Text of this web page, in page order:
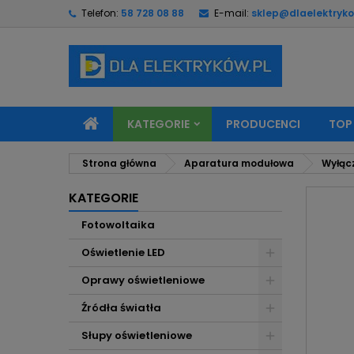
Telefon: 58 728 08 88 E-mail:
KATEGORIE PRODUCENCI
Strona główna Aparatura modułowa
KATEGORIE
Fotowoltaika
Oświetlenie LED
Oprawy oświetleniowe
Źródła światła
Słupy oświetleniowe